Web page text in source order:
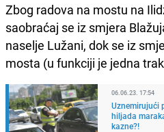
Zbog radova na mostu na
saobraćaj se iz smjera
naselje Lužani, dok se iz
mosta (u funkciji je jedna
06.06.23. 17:54
Uznemirujući
hiljada
kazne?!